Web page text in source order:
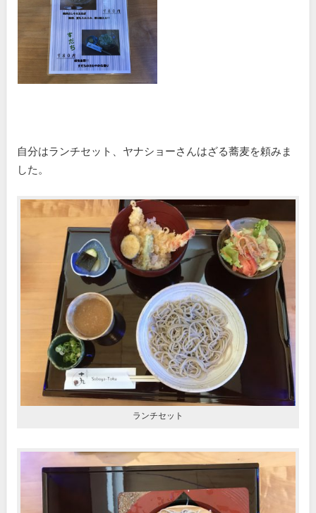
自分はランチセット、ヤナショーさんはざる蕎麦を頼みま
した。
ランチセット